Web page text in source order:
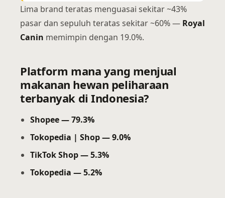
Lima brand teratas menguasai sekitar ~43%
pasar dan sepuluh teratas sekitar ~60% — Royal
Canin memimpin dengan 19.0%.
Platform mana yang menjual
makanan hewan peliharaan
terbanyak di Indonesia?
Shopee — 79.3%
Tokopedia | Shop — 9.0%
TikTok Shop — 5.3%
Tokopedia — 5.2%